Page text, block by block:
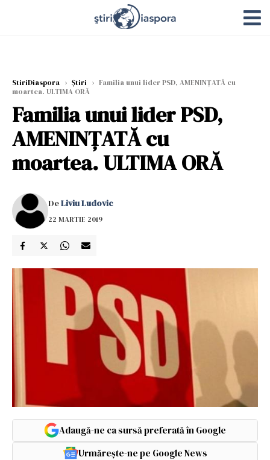
StiriDiaspora › Știri › Familia unui lider PSD, AMENINȚATĂ cu
moartea. ULTIMA ORĂ
Familia unui lider PSD,
AMENINȚATĂ cu
moartea. ULTIMA ORĂ
DeLiviu Ludovic
22 MARTIE 2019
Adaugă-ne ca sursă preferată în Google
Urmărește-ne pe Google News